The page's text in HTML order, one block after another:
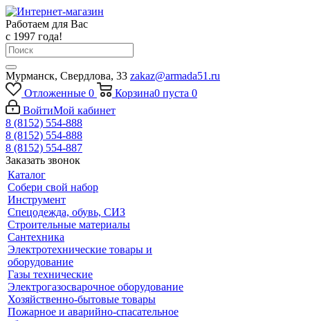
Работаем для Вас
с 1997 года!
Мурманск, Свердлова, 33 zakaz@armada51.ru
Отложенные 0 Корзина0 пуста 0
ВойтиМой кабинет
8 (8152) 554-888
8 (8152) 554-888
8 (8152) 554-887
Заказать звонок
Каталог
Собери свой набор
Инструмент
Спецодежда, обувь, СИЗ
Строительные материалы
Сантехника
Электротехнические товары и
оборудование
Газы технические
Электрогазосварочное оборудование
Хозяйственно-бытовые товары
Пожарное и аварийно-спасательное